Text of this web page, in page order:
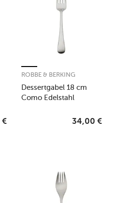
€
Dessertgabel 18 cm
Como Edelstahl
ROBBE & BERKING
34,00 €